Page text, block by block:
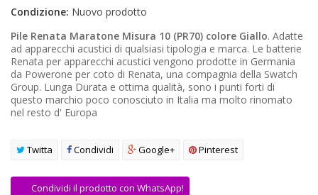
AREA RIVENDITORI
DICONO DI NOI
Condizione: Nuovo prodotto
Pile Renata Maratone Misura 10 (PR70) colore Giallo. Adatte
ad apparecchi acustici di qualsiasi tipologia e marca. Le batterie
Renata per apparecchi acustici vengono prodotte in Germania
da Powerone per coto di Renata, una compagnia della Swatch
Group. Lunga Durata e ottima qualità, sono i punti forti di
questo marchio poco conosciuto in Italia ma molto rinomato
nel resto d' Europa
Twitta Condividi Google+ Pinterest
Condividi il prodotto con WhatsApp!